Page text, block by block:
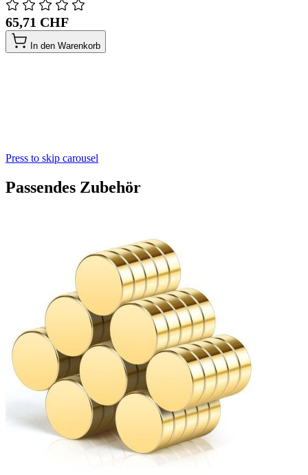
65,71 CHF
In den Warenkorb
Press to skip carousel
Passendes Zubehör